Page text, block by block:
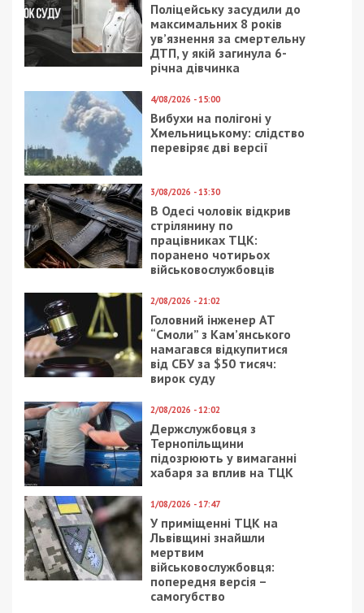
Следующая статья:
Необґрунтовані активи на 7 млн грн: САП
вимагає стягнути нерухомість у подружжя
столичних суддів
СУСПІЛЬСТВО
24/01/2026 - 19:00
На Нікопольщині троє
постраждалих
внаслідок обстрілів
23/11/2017 - 16:12
домушника, который
напал на хозяев с
ножом
13/08/2019 - 15:05
Жена пропавшего
днепрянина просит
помочь в поисках
11/03/2022 - 11:35
Официально:
Днепропетровщина
защищенной в Украине